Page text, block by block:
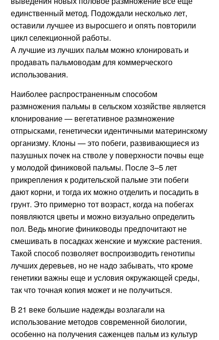
единственный метод. Подождали несколько лет,
оставили лучшее из выросшего и опять повторили
цикл селекционной работы.
А лучшие из лучших пальм можно клонировать и
продавать пальмоводам для коммерческого
использования.
Наиболее распространенным способом
размножения пальмы в сельском хозяйстве является
клонирование — вегетативное размножение
отпрысками, генетически идентичными материнскому
организму. Клоны — это побеги, развивающиеся из
пазушных почек на стволе у поверхности почвы еще
у молодой финиковой пальмы. После 3–5 лет
прикрепления к родительской пальме эти побеги
дают корни, и тогда их можно отделить и посадить в
грунт. Это примерно тот возраст, когда на побегах
появляются цветы и можно визуально определить
пол. Ведь многие финиководы предпочитают не
смешивать в посадках женские и мужские растения.
Такой способ позволяет воспроизводить генотипы
лучших деревьев, но не надо забывать, что кроме
генетики важны еще и условия окружающей среды,
так что точная копия может и не получиться.
В 21 веке большие надежды возлагали на
использование методов современной биологии,
особенно на получения саженцев пальм из культур